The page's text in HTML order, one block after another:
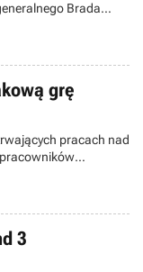
Brada
z
przesłankom,
grę
pracach nad
autorzy
ujawnić swoje
3